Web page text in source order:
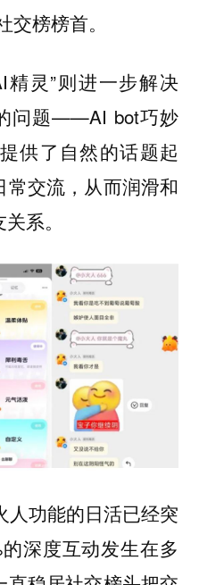
榜榜首。
精灵”则进一步解决
问题——AI bot巧妙
供了自然的话题起
交流，从而润滑和
系。
人功能的日活已经突
深度互动发生在多